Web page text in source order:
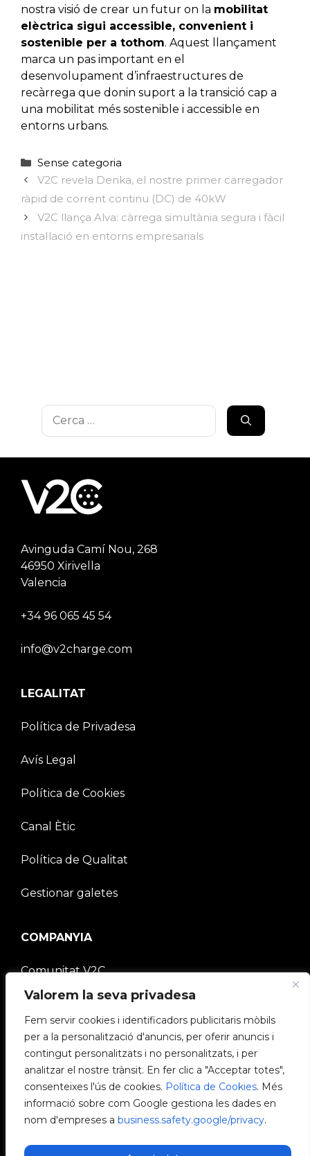
Valorem la seva privadesa
Fem servir cookies i identificadors publicitaris mòbils
per a la personalització d'anuncis, per oferir anuncis i
contingut personalitzats i no personalitzats, i per
analitzar el nostre trànsit. En fer clic a "Acceptar totes",
consenteixes l'ús de cookies. Política de Cookies. Més
informació sobre com Google gestiona les dades en
nom d'empreses a business.safety.google/privacy.
nostra visió de crear un futur on la mobilitat
elèctrica sigui accessible, convenient i
sostenible per a tothom. Aquest llançament
marca un pas important en el
desenvolupament d’infraestructures de
recàrrega que donin suport a la transició cap a
una mobilitat més sostenible i accessible en
entorns urbans.
Categories
Sense categoria
V2C revela Denka, el nostre primer carregador
ràpid de corrent continu (DC) de 40kW
V2C llança Alva: càrrega simultània segura i fàcil
instal·lació en entorns empresarials
Cerca:
Avinguda Camí Nou, 268
46950 Xirivella
Valencia
+34 96 065 45 54
info@v2charge.com
LEGALITAT
Política de Privadesa
Avís Legal
Política de Cookies
Canal Ètic
Política de Qualitat
Gestionar galetes
COMPANYIA
Comunitat V2C
Treballa amb nosaltres
e-Chargers
V2C Power
V2C Cloud